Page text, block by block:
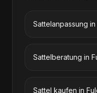
Sattelanpassung in
Sattelberatung in
Sattel kaufen in